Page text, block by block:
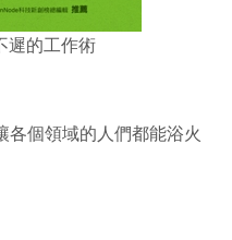
遲的工作術
各個領域的人們都能浴火